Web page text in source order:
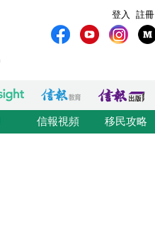
註冊
登入
信報視頻 移民攻略